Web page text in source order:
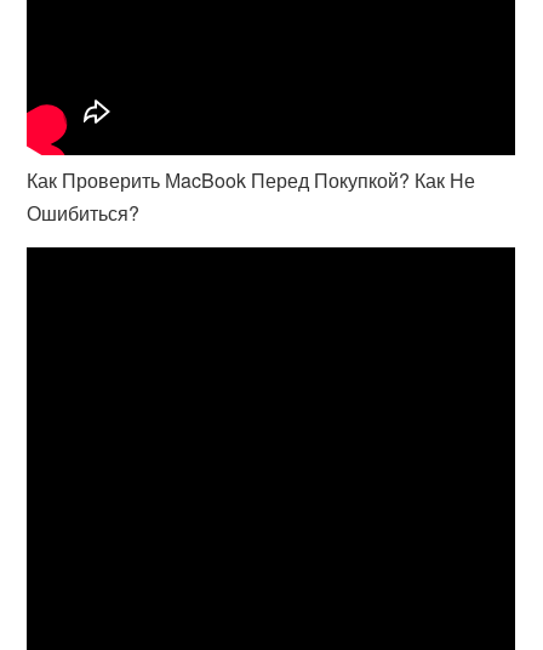
Как Проверить МacBook Перед Покупкой? Как Не
Ошибиться?